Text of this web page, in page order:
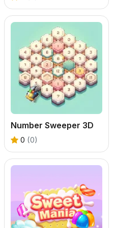
Number Sweeper 3D
0 (0)